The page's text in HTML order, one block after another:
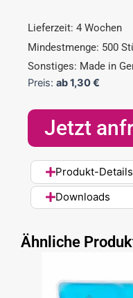
Lieferzeit: 4 Wochen
Mindestmenge: 500
Sonstiges: Made in
Preis: ab1,30€
Jetzt
Produkt-Details
Downloads
Ähnliche